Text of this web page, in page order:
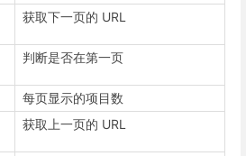
获取下一页的 URL
判断是否在第一页
每页显示的项目数
获取上一页的 URL